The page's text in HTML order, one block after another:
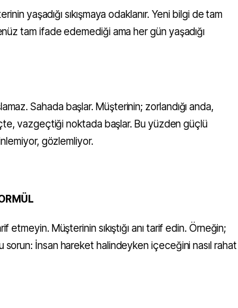
yaşadığı sıkışmaya odaklanır. Yeni bilgi de tam
tam ifade edemediği ama her gün yaşadığı
Sahada başlar. Müşterinin; zorlandığı anda,
vazgeçtiği noktada başlar. Bu yüzden güçlü
gözlemliyor.
etmeyin. Müşterinin sıkıştığı anı tarif edin. Örneğin;
İnsan hareket halindeyken içeceğini nasıl rahat